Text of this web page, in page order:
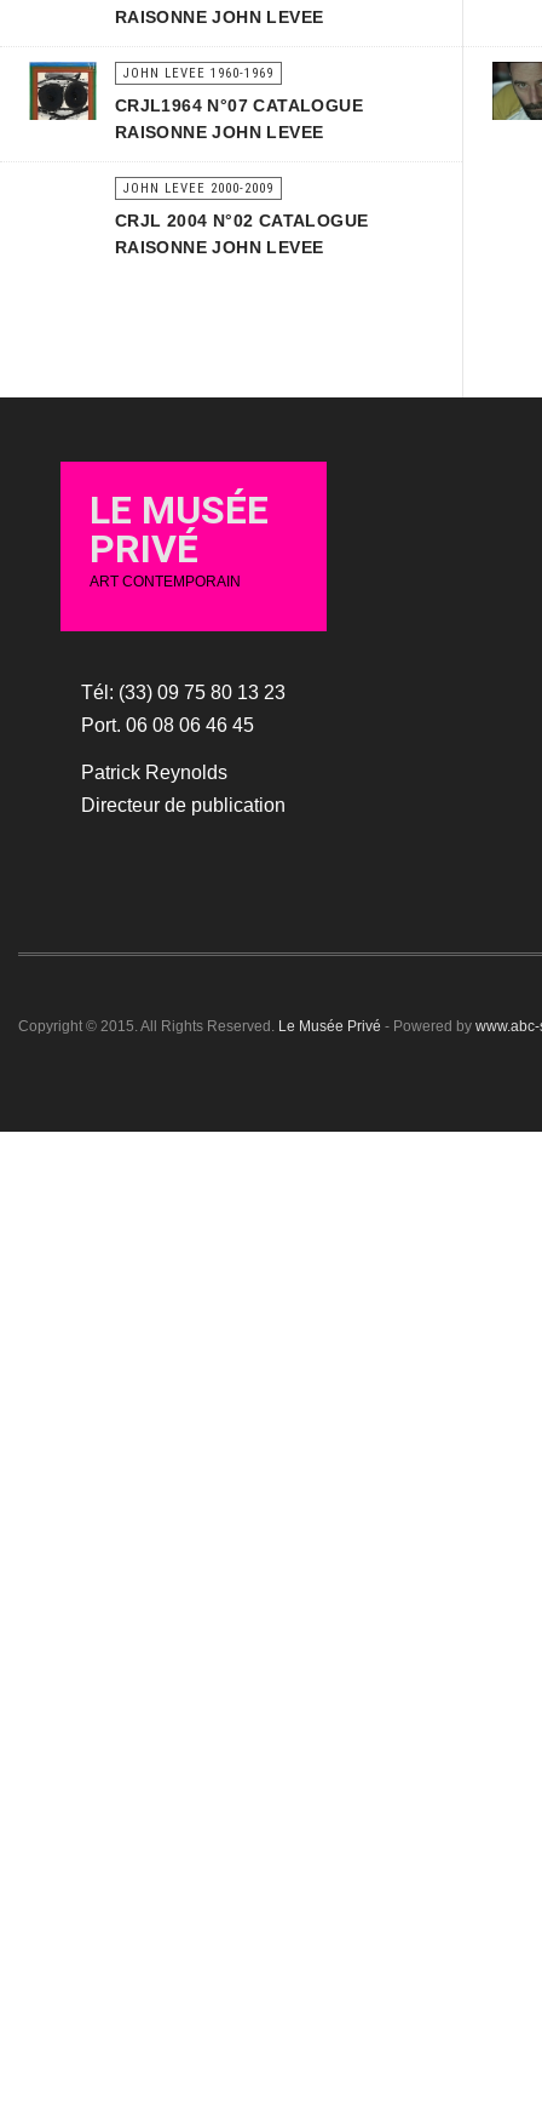
RAISONNE JOHN LEVEE
JOHN LEVEE 1960-1969
CRJL1964 N°07 CATALOGUE
RAISONNE JOHN LEVEE
JOHN LEVEE 2000-2009
CRJL 2004 N°02 CATALOGUE
RAISONNE JOHN LEVEE
LE MUSÉE
PRIVÉ
ART CONTEMPORAIN
Tél: (33) 09 75 80 13 23
Port. 06 08 06 46 45
Patrick Reynolds
Directeur de publication
Copyright © 2015. All Rights Reserved. Le Musée Privé - Powered by